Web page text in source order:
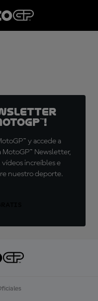
y accede a
Newsletter,
increíbles e
nuestro deporte.